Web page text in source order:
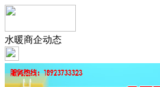
水暖商企动态